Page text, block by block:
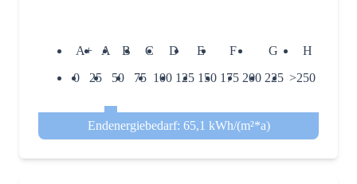
A+ A B C D E F G
H
0
25 50 75 100 125 150 175 200 225 >250
Endenergiebedarf: 65,1 kWh/(m²*a)